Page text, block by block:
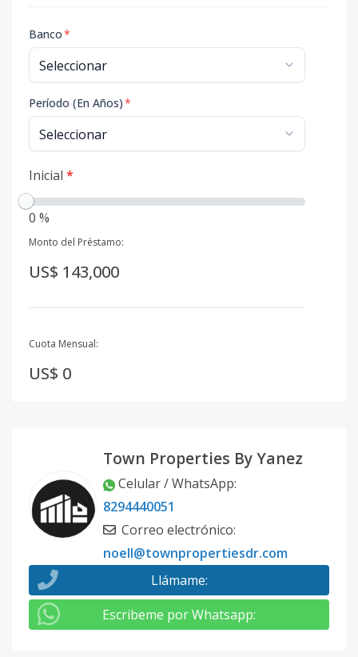
Banco*
Período (En Años)*
Inicial *
0 %
Monto del Préstamo:
US$ 143,000
Cuota Mensual:
US$ 0
Town Properties By Yanez
Celular / WhatsApp:
8294440051
Correo electrónico:
noell@townpropertiesdr.com
Llámame:
Escribeme por Whatsapp: